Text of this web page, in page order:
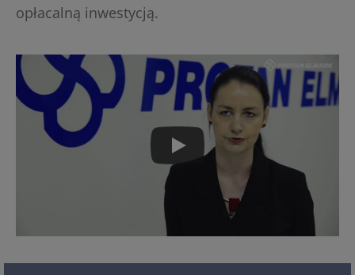
opłacalną inwestycją.